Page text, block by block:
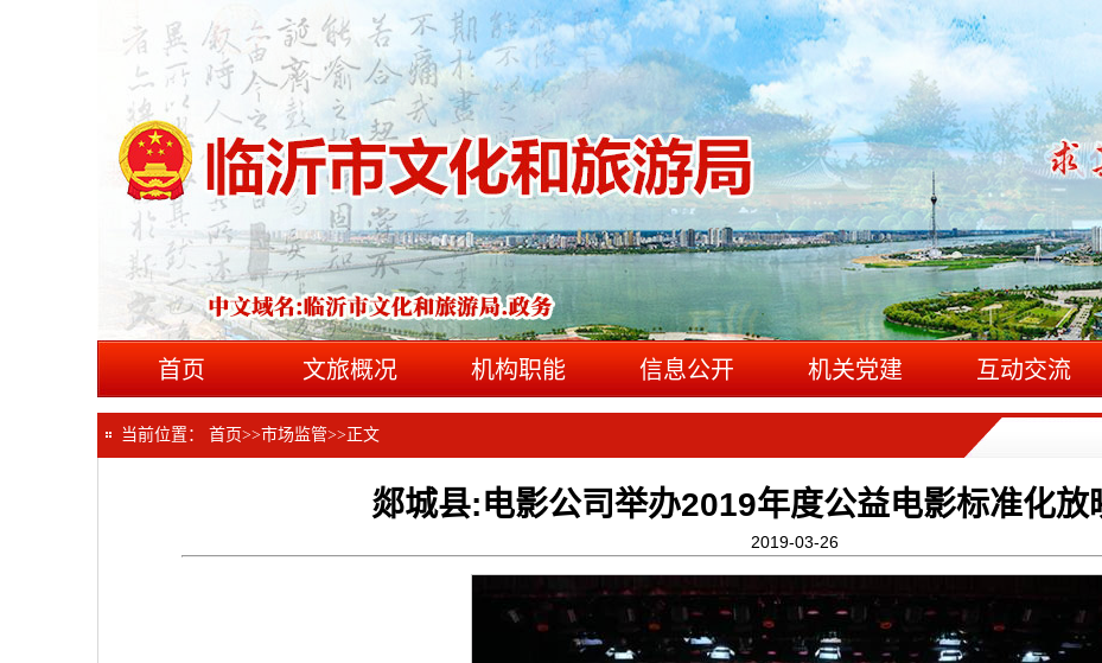
首页 文旅概况 机构职能 信息公开 机关党建 互动交流
当前位置： 首页>>市场监管>> 正文
郯城县:电影公司举办2019年度公益电影标准化放
2019-03-26